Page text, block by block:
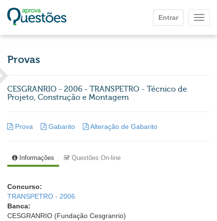
Entrar
Provas
CESGRANRIO - 2006 - TRANSPETRO - Técnico de
Projeto, Construção e Montagem
Prova Gabarito Alteração de Gabarito
Informações Questões On-line
Concurso:
TRANSPETRO - 2006
Banca:
CESGRANRIO (Fundação Cesgranrio)